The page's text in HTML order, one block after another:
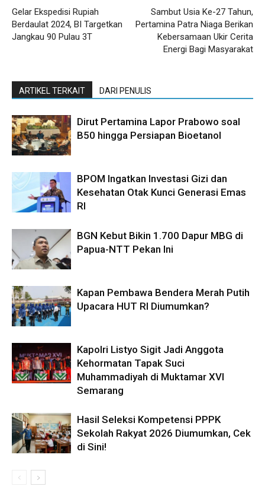
Gelar Ekspedisi Rupiah
Berdaulat 2024, BI Targetkan
Jangkau 90 Pulau 3T
Sambut Usia Ke-27 Tahun,
Pertamina Patra Niaga Berikan
Kebersamaan Ukir Cerita
Energi Bagi Masyarakat
ARTIKEL TERKAIT DARI PENULIS
Dirut Pertamina Lapor Prabowo soal
B50 hingga Persiapan Bioetanol
BPOM Ingatkan Investasi Gizi dan
Kesehatan Otak Kunci Generasi Emas
RI
BGN Kebut Bikin 1.700 Dapur MBG di
Papua-NTT Pekan Ini
Kapan Pembawa Bendera Merah Putih
Upacara HUT RI Diumumkan?
Kapolri Listyo Sigit Jadi Anggota
Kehormatan Tapak Suci
Muhammadiyah di Muktamar XVI
Semarang
Hasil Seleksi Kompetensi PPPK
Sekolah Rakyat 2026 Diumumkan, Cek
di Sini!